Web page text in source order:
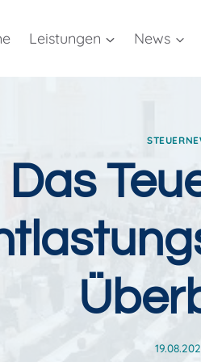
Leistungen News
Das